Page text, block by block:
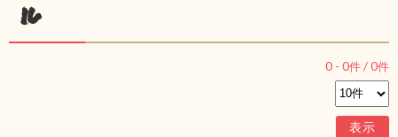
ル
0 - 0件 /0件